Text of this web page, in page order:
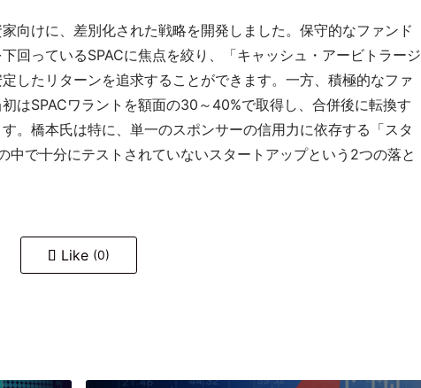
向けに、差別化された戦略を開発しました。保守的なファンド
回っているSPACに焦点を絞り、「キャッシュ・アービトラージ
したリターンを追求することができます。一方、積極的なファ
はSPACワラントを額面の30～40%で取得し、合併後に転換す
。橋本氏は特に、単一のスポンサーの信用力に依存する「スタ
中で十分にテストされていないスタートアップという2つの落と
Like (0)